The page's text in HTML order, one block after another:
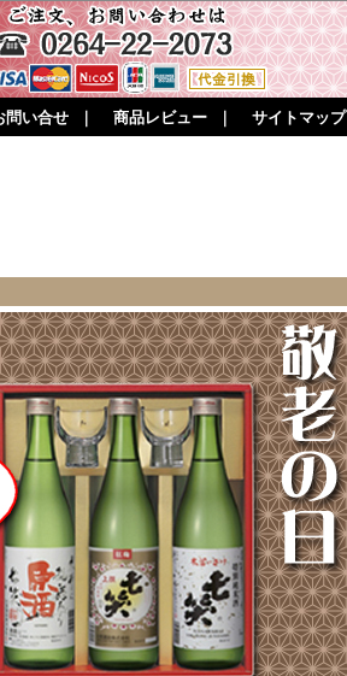
問い合せ｜ 商品レビュー｜ サイトマップ